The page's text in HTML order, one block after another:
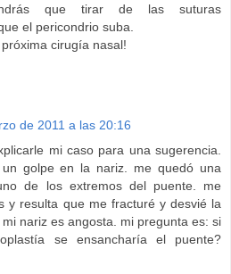
que tirar de las suturas
el pericondrio suba.
cirugía nasal!
de 2011 a las 20:16
mi caso para una sugerencia.
golpe en la nariz. me quedó una
de los extremos del puente. me
y resulta que me fracturé y desvié la
nariz es angosta. mi pregunta es: si
se ensancharía el puente?